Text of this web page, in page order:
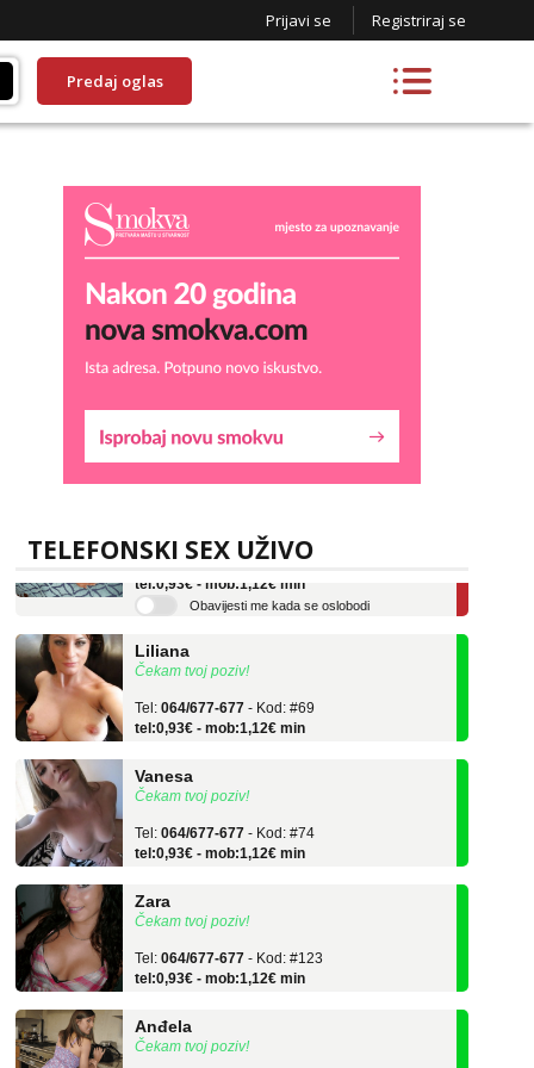
Prijavi se Registriraj se
Predaj oglas
TELEFONSKI SEX UŽIVO
Lucija
Tel: 064/677-677 - Kod: #136
tel:0,93€ - mob:1,12€ min
Obavijesti me kada se oslobodi
Čekam tvoj poziv!
064/677-677
tel:0,93€ - mob:1,12€ min
Čekam tvoj poziv!
064/677-677
tel:0,93€ - mob:1,12€ min
Čekam tvoj poziv!
064/677-677
tel:0,93€ - mob:1,12€ min
Čekam tvoj poziv!
064/677-677